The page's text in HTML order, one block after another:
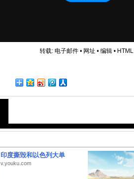
转载: 电子邮件• 网址 • 编辑• HTML
印度撕毁和以色列大单
v.youku.com